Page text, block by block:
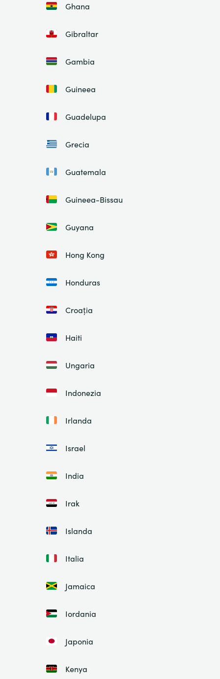
Ghana
Gibraltar
Gambia
Guineea
Guadelupa
Grecia
Guatemala
Guineea-Bissau
Guyana
Hong Kong
Honduras
Croația
Haiti
Ungaria
Indonezia
Irlanda
Israel
India
Irak
Islanda
Italia
Jamaica
Iordania
Japonia
Kenya